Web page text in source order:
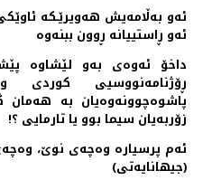
ئه‌و به‌ڵامه‌یش هه‌ویرێـكه‌
ئه‌و ڕاستییانه‌‌ ڕوون ببنه‌وه‌
داخۆ ئه‌وه‌ی به‌و لێشاوه‌
ڕۆژنامه‌نووسیی
پاشوه‌چوونه‌وه‌یان به‌ هه‌مان
زۆربه‌یان سیما بوو یا تارمایی ؟!
ئه‌م پرسیاره‌ وه‌چه‌ی نوێ،
(جیهانایه‌تی)